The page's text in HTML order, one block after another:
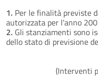
1. Per le finalità previste
autorizzata per l'anno
2. Gli stanziamenti sono
dello stato di previsione
(Interventi